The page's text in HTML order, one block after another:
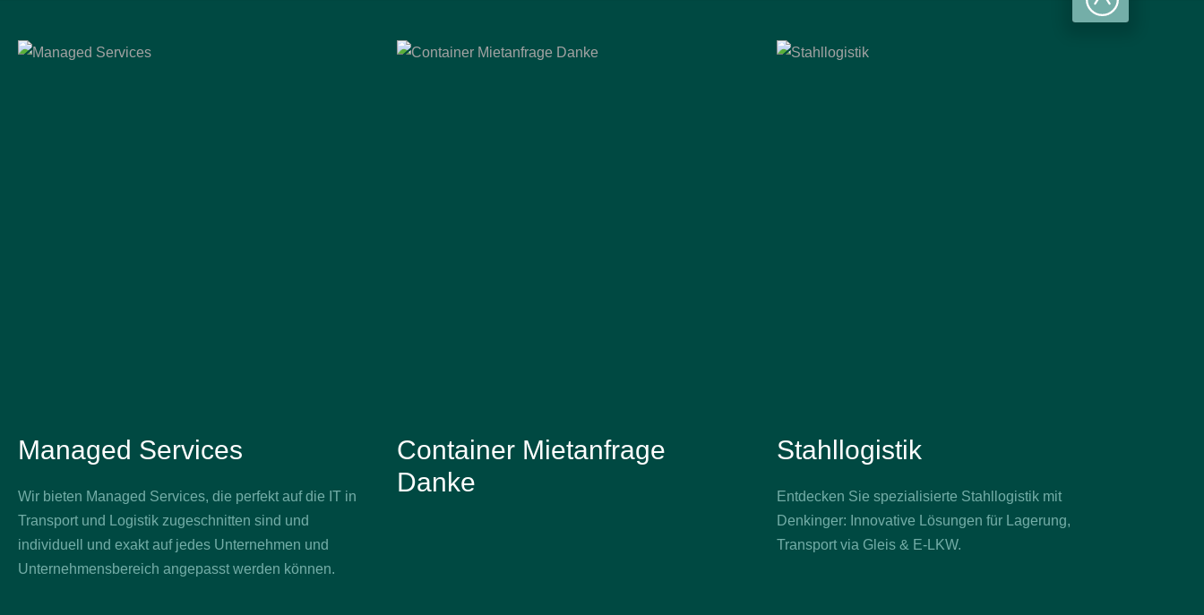
Managed Services
Wir bieten Managed Services, die perfekt auf die IT in
Transport und Logistik zugeschnitten sind und
individuell und exakt auf jedes Unternehmen und
Unternehmensbereich angepasst werden können.
Container Mietanfrage
Danke
Stahllogistik
Entdecken Sie spezialisierte Stahllogistik mit
Denkinger: Innovative Lösungen für Lagerung,
Transport via Gleis & E-LKW.